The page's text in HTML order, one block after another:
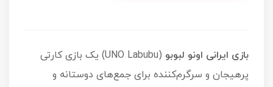
بازی ایرانی اونو لبوبو
(UNO Labubu) یک بازی کارتی
پرهیجان و سرگرم‌کننده برای جمع‌های دوستانه و